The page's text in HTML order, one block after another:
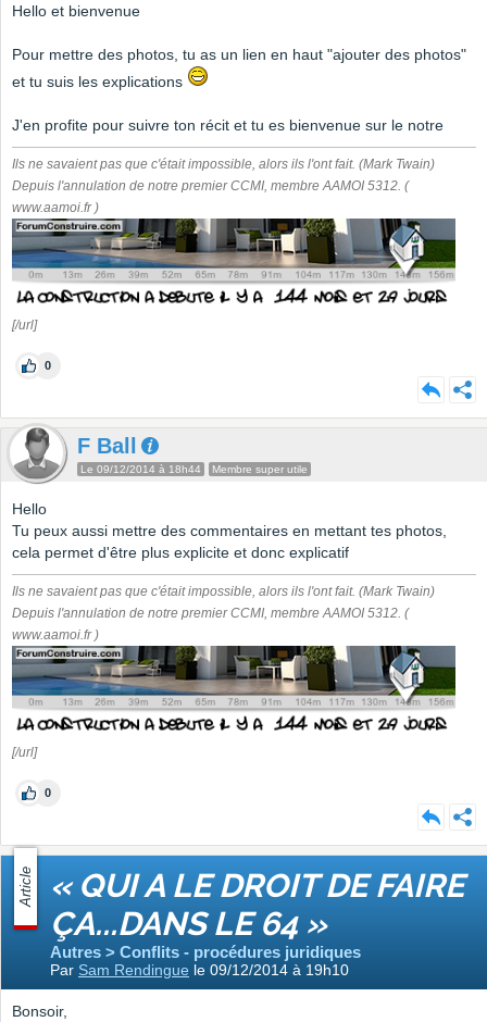
Hello et bienvenue
Pour mettre des photos, tu as un lien en haut "ajouter des photos"
et tu suis les explications
J'en profite pour suivre ton récit et tu es bienvenue sur le notre
Ils ne savaient pas que c'était impossible, alors ils l'ont fait. (Mark Twain)
Depuis l'annulation de notre premier CCMI, membre AAMOI 5312. (
www.aamoi.fr )
[/url]
0
F Ball
Le 09/12/2014 à 18h44 Membre super utile
Hello
Tu peux aussi mettre des commentaires en mettant tes photos,
cela permet d'être plus explicite et donc explicatif
Ils ne savaient pas que c'était impossible, alors ils l'ont fait. (Mark Twain)
Depuis l'annulation de notre premier CCMI, membre AAMOI 5312. (
www.aamoi.fr )
[/url]
0
Article « QUI A LE DROIT DE FAIRE
ÇA...DANS LE 64 »
Autres > Conflits - procédures juridiques
Par Sam Rendingue le 09/12/2014 à 19h10
Bonsoir,